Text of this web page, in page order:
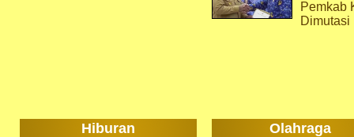
Pemkab
Dimutasi
Hiburan Olahraga